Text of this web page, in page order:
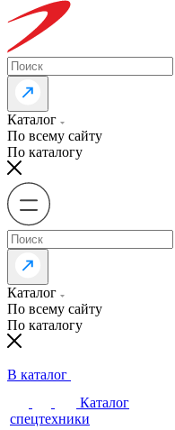
Каталог
По всему сайту
По каталогу
Каталог
По всему сайту
По каталогу
В каталог
Каталог
спецтехники